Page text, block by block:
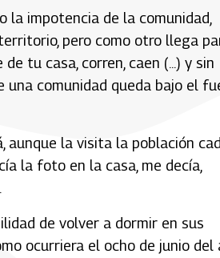
la impotencia de la comunidad,
pero como otro llega
tu casa, corren, caen (...) y sin
una comunidad queda bajo el
aunque la visita la población
la foto en la casa, me decía,
de volver a dormir en sus
ocurriera el ocho de junio del